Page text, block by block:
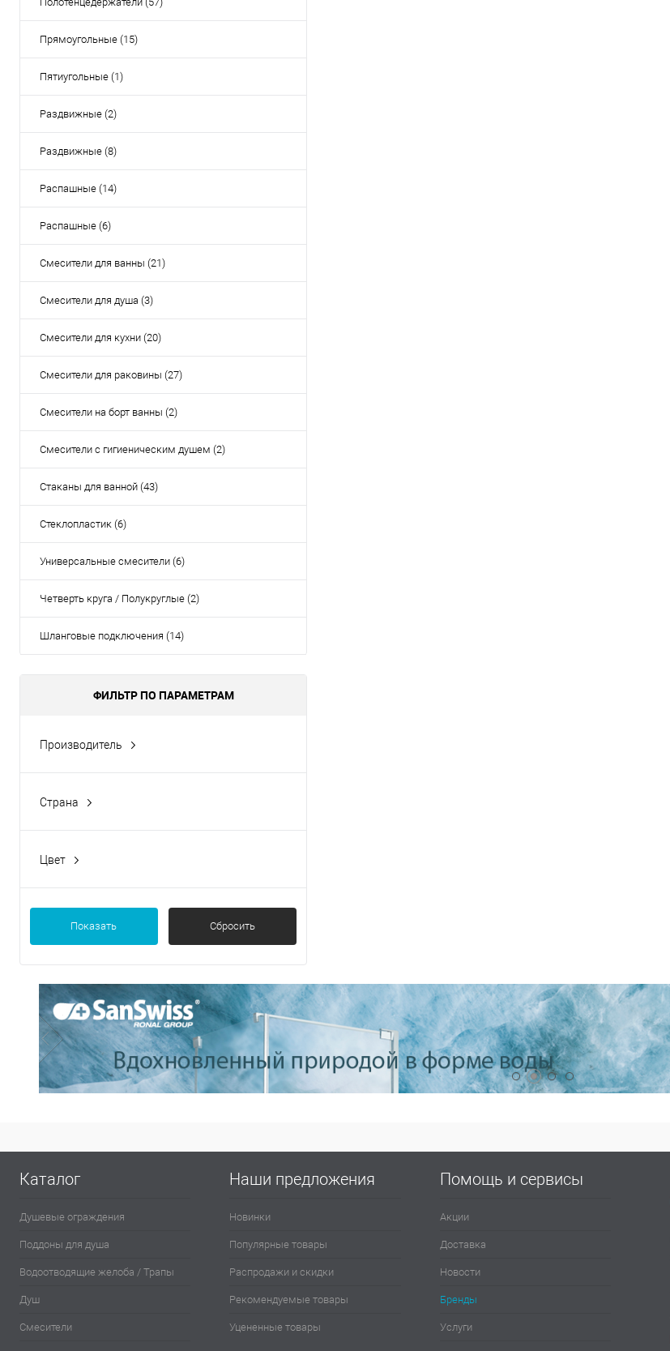
Прямоугольные (15)
Пятиугольные (1)
Раздвижные (2)
Раздвижные (8)
Распашные (14)
Распашные (6)
Смесители для ванны (21)
Смесители для душа (3)
Смесители для кухни (20)
Смесители для раковины (27)
Смесители на борт ванны (2)
Смесители с гигиеническим душем (2)
Стаканы для ванной (43)
Стеклопластик (6)
Универсальные смесители (6)
Четверть круга / Полукруглые (2)
Шланговые подключения (14)
ФИЛЬТР ПО ПАРАМЕТРАМ
Производитель
Страна
Цвет
Показать Сбросить
Каталог
Душевые ограждения
Поддоны для душа
Водоотводящие желоба / Трапы
Душ
Смесители
Наши предложения
Новинки
Популярные товары
Распродажи и скидки
Рекомендуемые товары
Уцененные товары
Помощь и сервисы
Акции
Доставка
Новости
Бренды
Услуги